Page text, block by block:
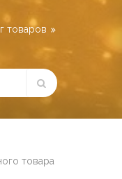
товаров
товара